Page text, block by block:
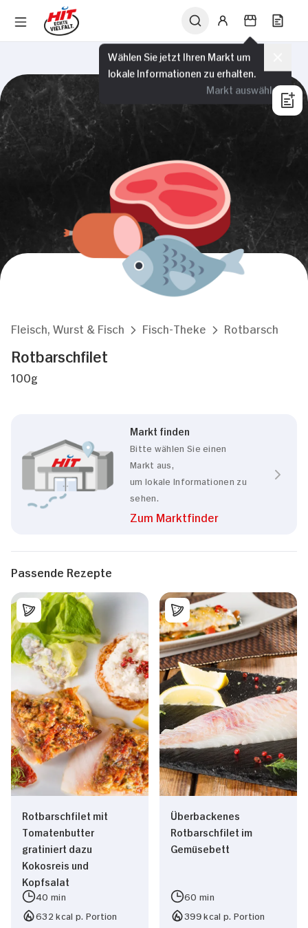
Wählen Sie jetzt Ihren Markt um
lokale Informationen zu erhalten.
Markt auswählen
Fleisch, Wurst & Fisch Fisch-Theke Rotbarsch
Rotbarschfilet
100g
Markt finden
Bitte wählen Sie einen
Markt aus,
um lokale Informationen zu
sehen.
Zum Marktfinder
Passende Rezepte
Rotbarschfilet mit
Tomatenbutter
gratiniert dazu
Kokosreis und
Kopfsalat
40 min
632 kcal p. Portion
Überbackenes
Rotbarschfilet im
Gemüsebett
60 min
399 kcal p. Portion